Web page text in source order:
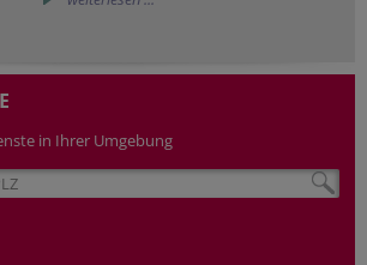
in Ihrer Umgebung